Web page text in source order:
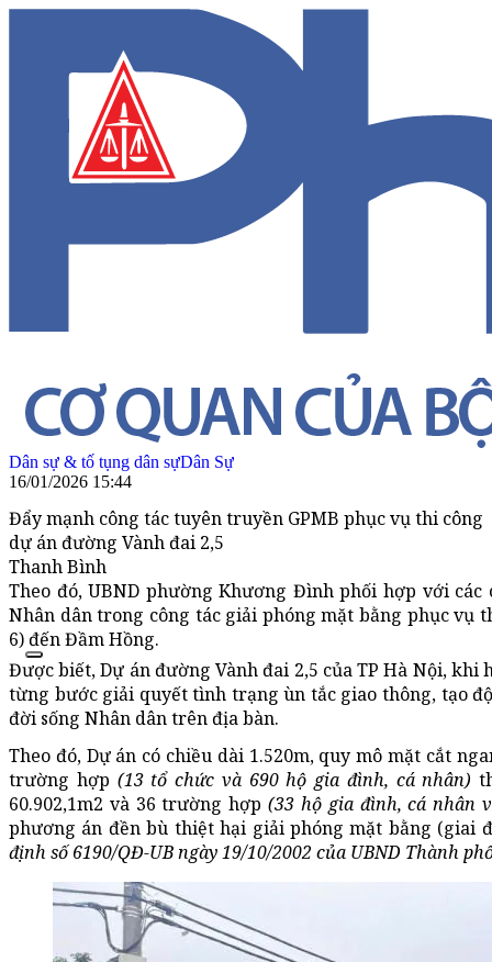
Dân sự & tố tụng dân sựDân Sự
16/01/2026 15:44
Đẩy mạnh công tác tuyên truyền GPMB phục vụ thi công
dự án đường Vành đai 2,5
Thanh Bình
Theo đó, UBND phường Khương Đình phối hợp với
Nhân dân trong công tác giải phóng mặt bằng phục vụ
6) đến Đầm Hồng.
Được biết, Dự án đường Vành đai 2,5 của TP Hà Nội,
từng bước giải quyết tình trạng ùn tắc giao thông, tạo
đời sống Nhân dân trên địa bàn.
Theo đó, Dự án có chiều dài 1.520m, quy mô mặt cắt
trường hợp (13 tổ chức và 690 hộ gia đình, cá nhân)
60.902,1m2 và 36 trường hợp(33 hộ gia đình, cá nhân
phương án đền bù thiệt hại giải phóng mặt bằng (giai
định số 6190/QĐ-UB ngày 19/10/2002 của UBND Thành